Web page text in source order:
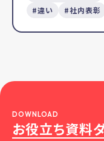
違い
社内表彰
お役立ち資料
DOWNLOAD